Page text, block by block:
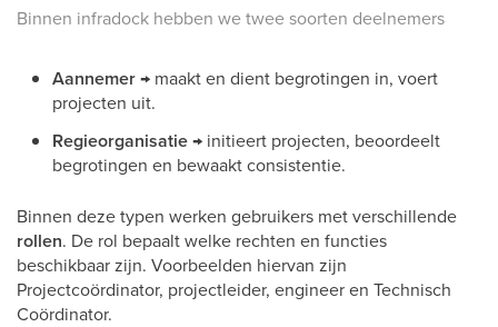
Binnen infradock hebben we twee soorten deelnemers
Aannemer→ maakt en dient begrotingen in, voert
projecten uit.
Regieorganisatie→ initieert projecten, beoordeelt
begrotingen en bewaakt consistentie.
Binnen deze typen werken gebruikers met verschillende
rollen. De rol bepaalt welke rechten en functies
beschikbaar zijn. Voorbeelden hiervan zijn
Projectcoördinator, projectleider, engineer en Technisch
Coördinator.